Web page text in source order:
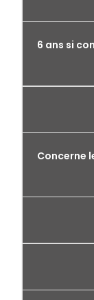
6 ans si
Concerne